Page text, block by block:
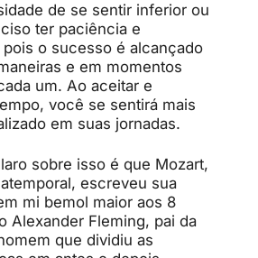
de se sentir inferior ou
ter paciência e
o sucesso é alcançado
e em momentos
um. Ao aceitar e
você se sentirá mais
em suas jornadas.
sobre isso é que Mozart,
escreveu sua
mi bemol maior aos 8
Alexander Fleming, pai da
que dividiu as